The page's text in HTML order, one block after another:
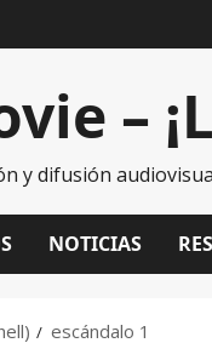
–
y difusión
NOTICIAS
escándalo 1